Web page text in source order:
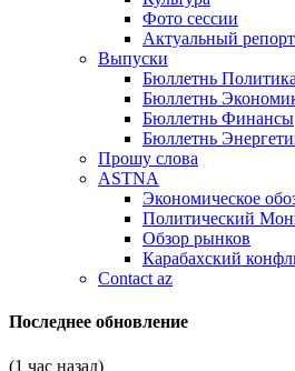
Фото сессии
Актуальный
Выпуски
Бюллетнь Политика
Бюллетнь
Бюллетнь Финансы
Бюллетнь
Прошу слова
ASTNA
Экономическое
Политический
Обзор рынков
Карабахский
Contact az
Последнее обновление
(1 час назад)